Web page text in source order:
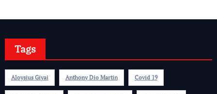
Tags
Aloysius Giyai Anthony Dio Martin Covid 19